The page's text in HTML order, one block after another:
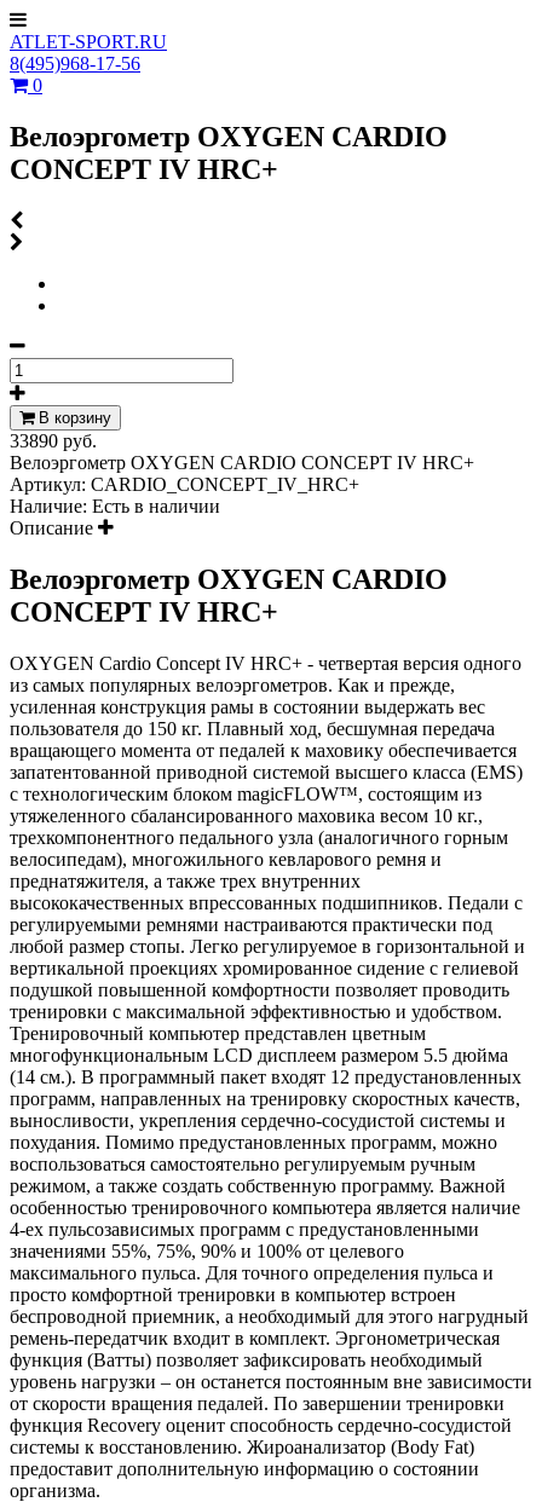
ATLET-SPORT.RU
8(495)968-17-56
0
Велоэргометр OXYGEN CARDIO
CONCEPT IV HRC+
В корзину
33890 руб.
Велоэргометр OXYGEN CARDIO CONCEPT IV HRC+
Артикул: CARDIO_CONCEPT_IV_HRC+
Наличие: Есть в наличии
Описание
Велоэргометр OXYGEN CARDIO
CONCEPT IV HRC+
OXYGEN Cardio Concept IV HRC+ - четвертая версия одного
из самых популярных велоэргометров. Как и прежде,
усиленная конструкция рамы в состоянии выдержать вес
пользователя до 150 кг. Плавный ход, бесшумная передача
вращающего момента от педалей к маховику обеспечивается
запатентованной приводной системой высшего класса (EMS)
с технологическим блоком magicFLOW™, состоящим из
утяжеленного сбалансированного маховика весом 10 кг.,
трехкомпонентного педального узла (аналогичного горным
велосипедам), многожильного кевларового ремня и
преднатяжителя, а также трех внутренних
высококачественных впрессованных подшипников. Педали с
регулируемыми ремнями настраиваются практически под
любой размер стопы. Легко регулируемое в горизонтальной и
вертикальной проекциях хромированное сидение с гелиевой
подушкой повышенной комфортности позволяет проводить
тренировки с максимальной эффективностью и удобством.
Тренировочный компьютер представлен цветным
многофункциональным LCD дисплеем размером 5.5 дюйма
(14 см.). В программный пакет входят 12 предустановленных
программ, направленных на тренировку скоростных качеств,
выносливости, укрепления сердечно-сосудистой системы и
похудания. Помимо предустановленных программ, можно
воспользоваться самостоятельно регулируемым ручным
режимом, а также создать собственную программу. Важной
особенностью тренировочного компьютера является наличие
4-ех пульсозависимых программ с предустановленными
значениями 55%, 75%, 90% и 100% от целевого
максимального пульса. Для точного определения пульса и
просто комфортной тренировки в компьютер встроен
беспроводной приемник, а необходимый для этого нагрудный
ремень-передатчик входит в комплект. Эргонометрическая
функция (Ватты) позволяет зафиксировать необходимый
уровень нагрузки – он останется постоянным вне зависимости
от скорости вращения педалей. По завершении тренировки
функция Recovery оценит способность сердечно-сосудистой
системы к восстановлению. Жироанализатор (Body Fat)
предоставит дополнительную информацию o состоянии
организма.